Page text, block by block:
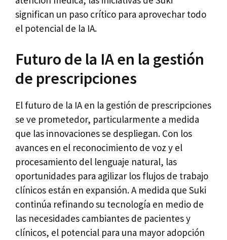
significan un paso crítico para aprovechar todo
el potencial de la IA.
Futuro de la IA en la gestión
de prescripciones
El futuro de la IA en la gestión de prescripciones
se ve prometedor, particularmente a medida
que las innovaciones se despliegan. Con los
avances en el reconocimiento de voz y el
procesamiento del lenguaje natural, las
oportunidades para agilizar los flujos de trabajo
clínicos están en expansión. A medida que Suki
continúa refinando su tecnología en medio de
las necesidades cambiantes de pacientes y
clínicos, el potencial para una mayor adopción